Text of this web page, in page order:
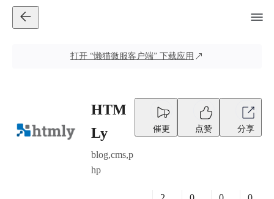
打开 “懒猫微服客户端” 下载应用
HTM
Ly
blog,cms,p
hp
催更 点赞 分享